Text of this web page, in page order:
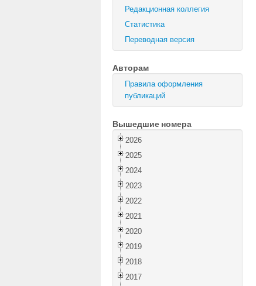
Редакционная коллегия
Статистика
Переводная версия
Авторам
Правила оформления
публикаций
Вышедшие номера
2026
2025
2024
2023
2022
2021
2020
2019
2018
2017